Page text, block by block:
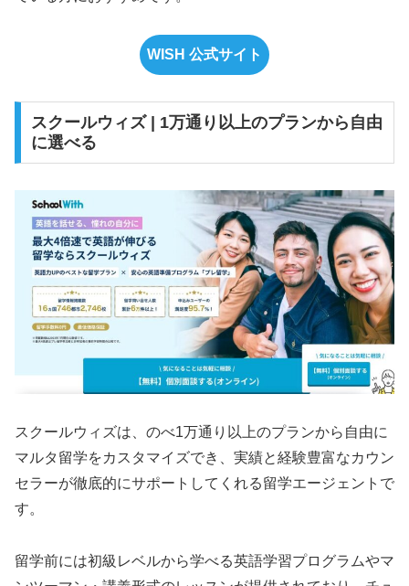
WISH 公式サイト
スクールウィズ | 1万通り以上のプランから自由
に選べる
スクールウィズは、のべ1万通り以上のプランから自由に
マルタ留学をカスタマイズでき、実績と経験豊富なカウン
セラーが徹底的にサポートしてくれる留学エージェントで
す。
留学前には初級レベルから学べる英語学習プログラムやマ